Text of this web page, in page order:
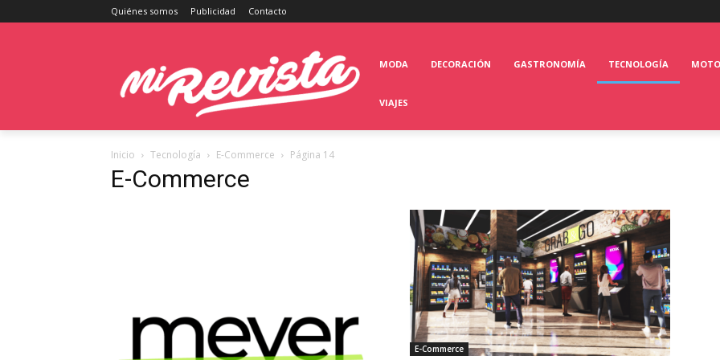
Quiénes somos Publicidad Contacto
MODA DECORACIÓN GASTRONOMÍA TECNOLOGÍA
VIAJES
Inicio Tecnología E-Commerce Página 14
E-Commerce
E-Commerce